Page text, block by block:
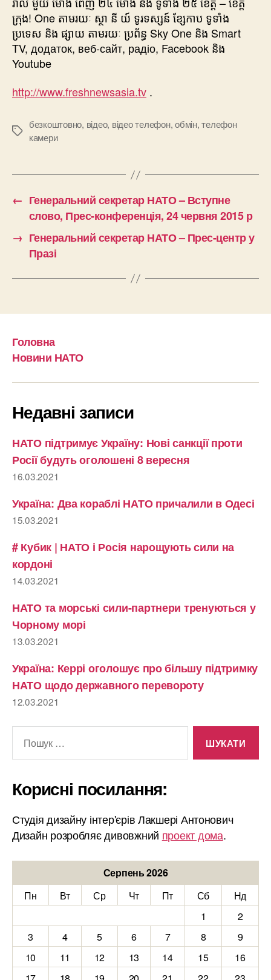
ក្រុង! One តាមរយៈ ស្ថា នី យ៍ ទូរទស្សន៍ ខ្សែកាប ទូទាំង
ប្រទេស និង ផ្សាយ តាមរយៈ ប្រព័ន្ធ Sky One និង Smart
TV, додаток, веб-сайт, радіо, Facebook និង
Youtube
http://www.freshnewsasia.tv .
Позначки
безкоштовно, відео, відео телефон,обмін,телефон
камери
← Генеральний секретар НАТО – Вступне
слово, Прес-конференція, 24 червня 2015 р
→ Генеральний секретар НАТО – Прес-центр у
Празі
Головна
Новини НАТО
Недавні записи
НАТО підтримує Україну: Нові санкції проти
Росії будуть оголошені 8 вересня
16.03.2021
Україна: Два кораблі НАТО причалили в Одесі
15.03.2021
# Кубик | НАТО і Росія нарощують сили на
кордоні
14.03.2021
НАТО та морські сили-партнери тренуються у
Чорному морі
13.03.2021
Україна: Керрі оголошує про більшу підтримку
НАТО щодо державного перевороту
12.03.2021
Корисні посилання:
Студія дизайну інтер'єрів Лакшері Антонович
Дизайн розробляє дивовжний проект дома.
Серпень 2026
Пн
Вт Ср Чт Пт Сб
Нд
1
2
3
4 5 6 7 8
9
10
11 12 13 14 15
16